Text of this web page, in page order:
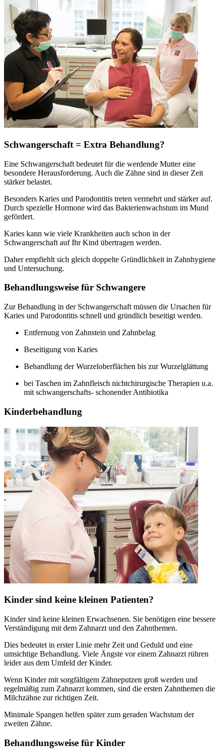
Schwangerschaft = Extra Behandlung?
Eine Schwangerschaft bedeutet für die werdende Mutter eine
besondere Herausforderung. Auch die Zähne sind in dieser Zeit
stärker belastet.
Besonders Karies und Parodontitis treten vermehrt und stärker auf.
Durch spezielle Hormone wird das Bakterienwachstum im Mund
gefördert.
Karies kann wie viele Krankheiten auch schon in der
Schwangerschaft auf Ihr Kind übertragen werden.
Daher empfiehlt sich gleich doppelte Gründlichkeit in Zahnhygiene
und Untersuchung.
Behandlungsweise für Schwangere
Zur Behandlung in der Schwangerschaft müssen die Ursachen für
Karies und Parodontitis schnell und gründlich beseitigt werden.
Entfernung von Zahnstein und Zahnbelag
Beseitigung von Karies
Behandlung der Wurzeloberflächen bis zur Wurzelglättung
bei Taschen im Zahnfleisch nichtchirurgische Therapien u.a.
mit schwangerschafts- schonender Antibiotika
Kinderbehandlung
Kinder sind keine kleinen Patienten?
Kinder sind keine kleinen Erwachsenen. Sie benötigen eine bessere
Verständigung mit dem Zahnarzt und den Zahnthemen.
Dies bedeutet in erster Linie mehr Zeit und Geduld und eine
umsichtige Behandlung. Viele Ängste vor einem Zahnarzt rühren
leider aus dem Umfeld der Kinder.
Wenn Kinder mit sorgfältigem Zähneputzen groß werden und
regelmäßig zum Zahnarzt kommen, sind die ersten Zahnthemen die
Milchzähne zur richtigen Zeit.
Minimale Spangen helfen später zum geraden Wachstum der
zweiten Zähne.
Behandlungsweise für Kinder